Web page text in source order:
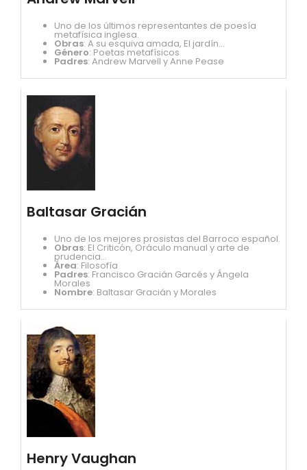
Uno de los últimos representantes de poesía
metafísica inglesa.
Obras: A su esquiva amada, El jardín...
Género: Poetas metafísicos
Padres: Andrew Marvell y Anne Pease
Baltasar Gracián
Uno de los mejores prosistas del Barroco español.
Obras: El Criticón, Oráculo manual y arte de
prudencia...
Área: Filosofía
Padres: Francisco Gracián Garcés y Ángela
Morales
Nombre: Baltasar Gracián y Morales
Henry Vaughan